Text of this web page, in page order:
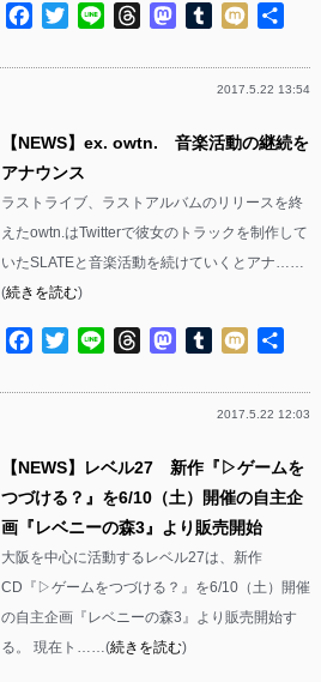
Facebook
TwitterLine ThreadsMastodon
Tumblr
Mixi
2017.5.22 13:54
【NEWS】ex. owtn. 音楽活動の継続を
アナウンス
ラストライブ、ラストアルバムのリリースを終
えたowtn.はTwitterで彼女のトラックを制作して
いたSLATEと音楽活動を続けていくとアナ……
(続きを読む)
Facebook
TwitterLine ThreadsMastodon
Tumblr
Mixi
2017.5.22 12:03
【NEWS】レベル27 新作『▷ゲームを
つづける？』を6/10（土）開催の自主企
画『レベニーの森3』より販売開始
大阪を中心に活動するレベル27は、新作
CD『▷ゲームをつづける？』を6/10（土）開催
の自主企画『レベニーの森3』より販売開始す
る。 現在ト……(続きを読む)